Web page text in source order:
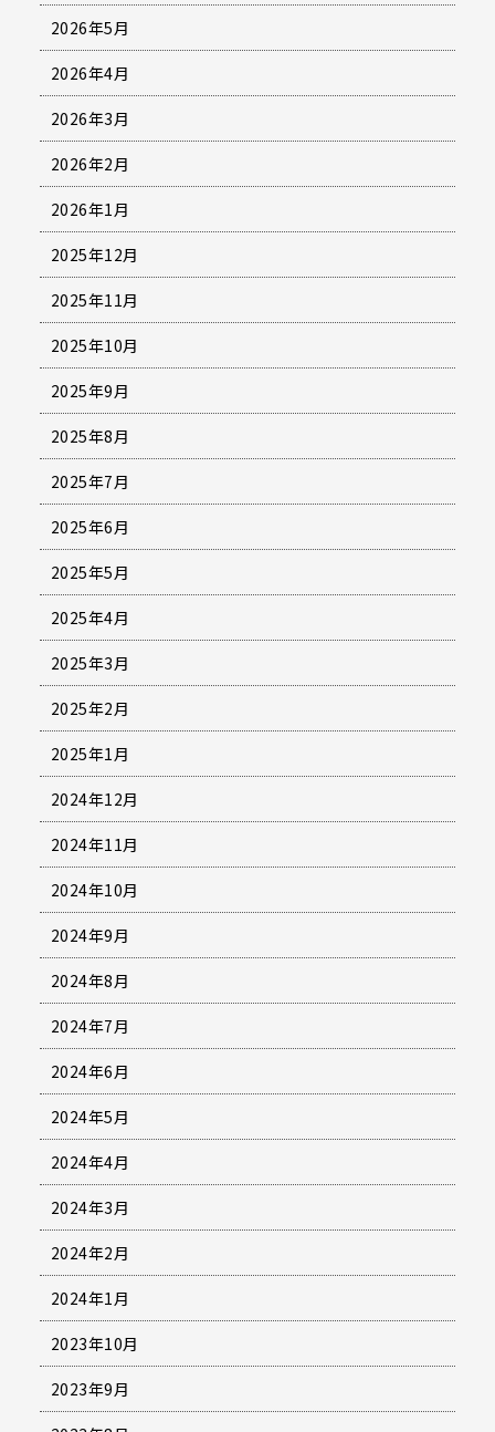
2026年5月
2026年4月
2026年3月
2026年2月
2026年1月
2025年12月
2025年11月
2025年10月
2025年9月
2025年8月
2025年7月
2025年6月
2025年5月
2025年4月
2025年3月
2025年2月
2025年1月
2024年12月
2024年11月
2024年10月
2024年9月
2024年8月
2024年7月
2024年6月
2024年5月
2024年4月
2024年3月
2024年2月
2024年1月
2023年10月
2023年9月